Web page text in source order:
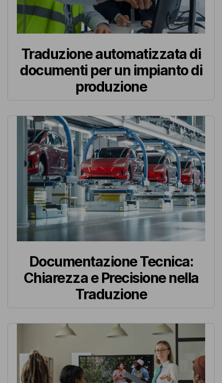
Traduzione automatizzata di
documenti per un impianto di
produzione
Documentazione Tecnica:
Chiarezza e Precisione nella
Traduzione